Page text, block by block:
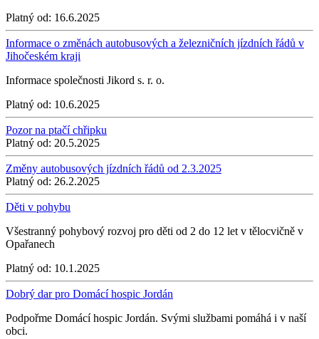
Platný od: 16.6.2025
Informace o změnách autobusových a železničních jízdních řádů v
Jihočeském kraji
Informace společnosti Jikord s. r. o.
Platný od: 10.6.2025
Pozor na ptačí chřipku
Platný od: 20.5.2025
Změny autobusových jízdních řádů od 2.3.2025
Platný od: 26.2.2025
Děti v pohybu
Všestranný pohybový rozvoj pro děti od 2 do 12 let v tělocvičně v
Opařanech
Platný od: 10.1.2025
Dobrý dar pro Domácí hospic Jordán
Podpořme Domácí hospic Jordán. Svými službami pomáhá i v naší
obci.